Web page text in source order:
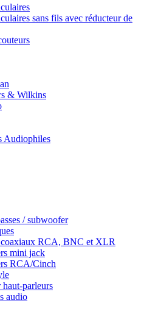
sans fils avec réducteur de
& Wilkins
Audiophiles
/ subwoofer
coaxiaux RCA, BNC et XLR
mini jack
RCA/Cinch
parleurs
audio